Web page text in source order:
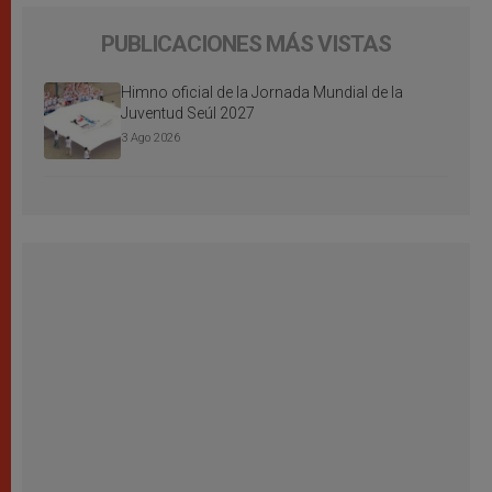
PUBLICACIONES MÁS VISTAS
Himno oficial de la Jornada Mundial de la
Juventud Seúl 2027
3 Ago 2026